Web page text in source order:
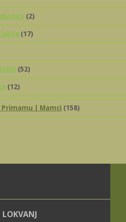
(2)
(17)
(52)
(12)
| Mamci (158)